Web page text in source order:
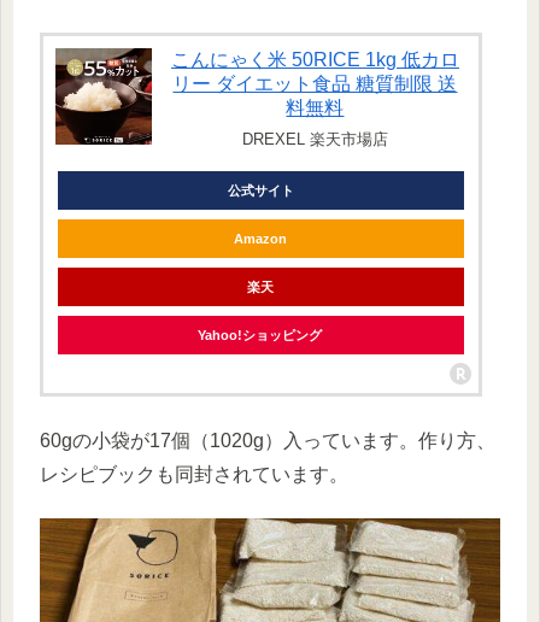
こんにゃく米 50RICE 1kg 低カロ
リー ダイエット食品 糖質制限 送
料無料
DREXEL 楽天市場店
公式サイト
Amazon
楽天
Yahoo!ショッピング
60gの小袋が17個（1020g）入っています。作り方、
レシピブックも同封されています。